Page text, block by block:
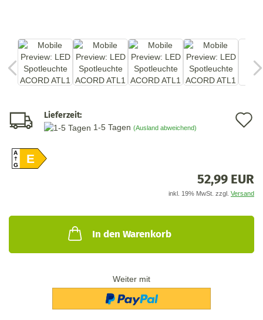
Lieferzeit:
1-5 Tagen (Ausland abweichend)
A
GE
52,99 EUR
inkl. 19% MwSt. zzgl. Versand
In den Warenkorb
Weiter mit